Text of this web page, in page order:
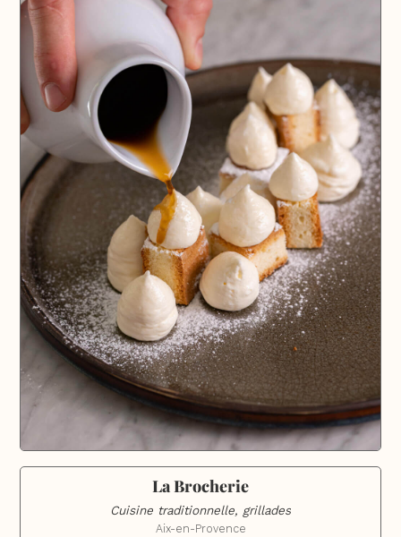
La Brocherie
Cuisine traditionnelle, grillades
Aix-en-Provence